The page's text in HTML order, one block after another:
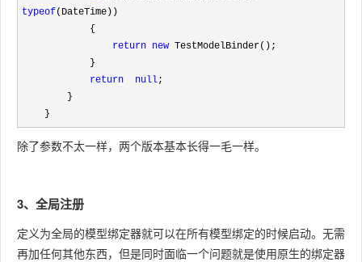
typeof(DateTime))
return new TestModelBinder();
return
null;
    }
除了参数不太一样，两个版本基本长得一毛一样。
3、全局注册
定义为全局的模型绑定器就可以在所有模型绑定的时候启动。无需
再加任何其他东西，但是同时面临一个问题就是使用原生的绑定器